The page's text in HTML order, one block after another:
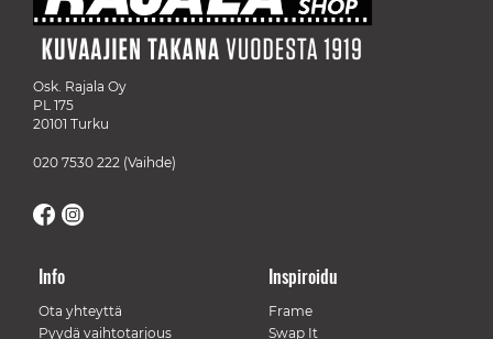
Osk. Rajala Oy
PL 175
20101 Turku
020 7530 222 (Vaihde)
Info
Ota yhteyttä
Pyydä vaihtotarjous
Inspiroidu
Frame
Swap It